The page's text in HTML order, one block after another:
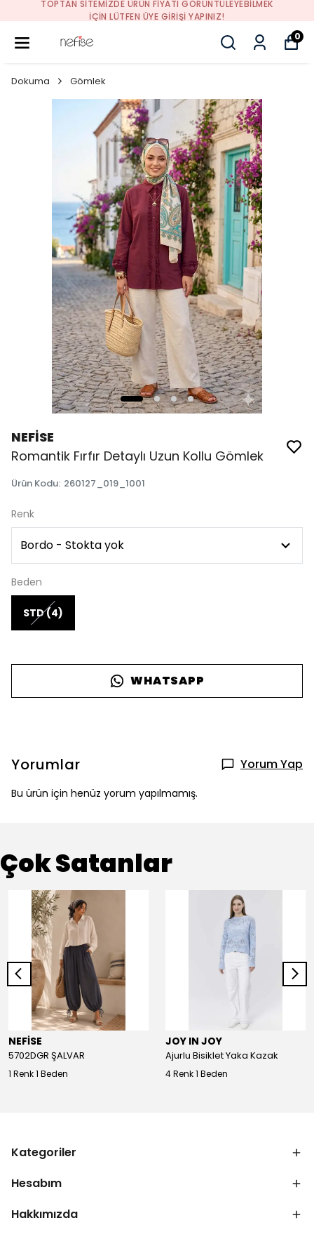
TOPTAN SITEMIZDE ÜRÜN FIYATI GÖRÜNTÜLEYEBILMEK
İÇIN LÜTFEN ÜYE GIRIŞI YAPINIZ!
0
Dokuma Gömlek
NEFİSE
Romantik Fırfır Detaylı Uzun Kollu Gömlek
Ürün Kodu: 260127_019_1001
Renk
Beden
STD (4)
WHATSAPP
Yorumlar Yorum Yap
Bu ürün için henüz yorum yapılmamış.
Çok Satanlar
NEFİSE
5702DGR ŞALVAR
1 Renk 1 Beden
JOY IN JOY
Ajurlu Bisiklet Yaka Kazak
4 Renk 1 Beden
Kategoriler
Hesabım
Hakkımızda